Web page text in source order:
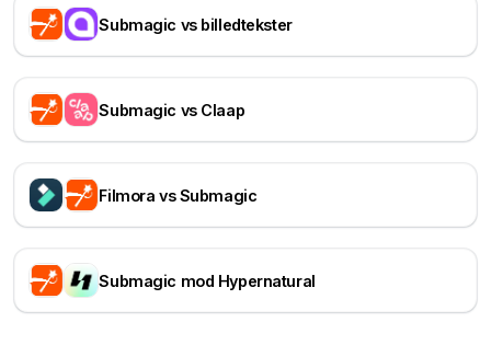
Submagic vs billedtekster
Submagic vs Claap
Filmora vs Submagic
Submagic mod Hypernatural